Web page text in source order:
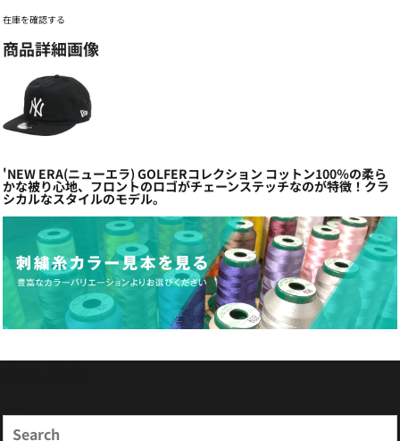
在庫を確認する
商品詳細画像
'NEW ERA(ニューエラ) GOLFERコレクション コットン100％の柔ら
かな被り心地、フロントのロゴがチェーンステッチなのが特徴！クラ
シカルなスタイルのモデル。